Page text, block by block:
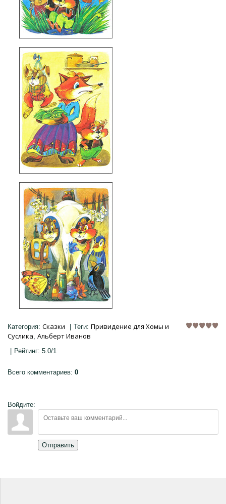
Категория: Сказки Теги: Привидение для Хомы и
Суслика, Альберт Иванов
Рейтинг: 5.0/1
Всего комментариев: 0
Войдите:
Отправить